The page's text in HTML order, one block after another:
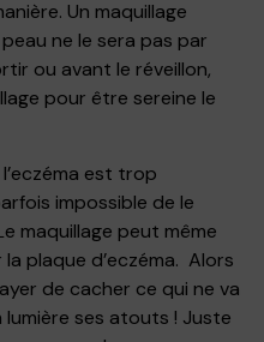
Un maquillage
ne le sera pas par
ou avant le réveillon,
pour être sereine le
est trop
impossible de le
maquillage peut même
plaque d’eczéma. Alors
de cacher ce qui ne va
ses atouts ! Juste